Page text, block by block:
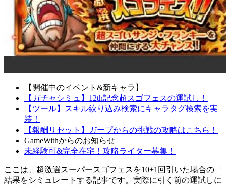
【開催中のイベント&新キャラ】
【ガチャシミュ】12th記念超スゴフェスの運試し！
【ツール】スキル絞り込み検索にキャラタグ検索を実
装！
【報酬リセット】ガープからの挑戦の攻略はこちら！
GameWithからのお知らせ
未経験可&完全在宅！攻略ライター募集！
ここは、超激選スーパースゴフェスを10+1回引いた場合の
結果をシミュレートする記事です。実際に引く前の運試しに